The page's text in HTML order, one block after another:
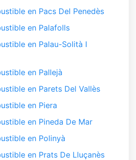
en Pacs Del Penedès
en Palafolls
en Palau-Solità I
en Pallejà
en Parets Del Vallès
en Piera
en Pineda De Mar
en Polinyà
en Prats De Lluçanès